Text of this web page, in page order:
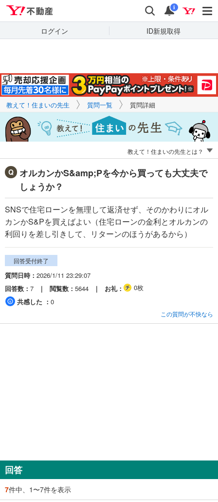
検索 通知
i
ログイン ID新規取得
キーワードで
質問を探す
教えて！住まいの先生 質問一覧 質問詳細
教えて！住まいの先生とは？
オルカンかS&amp;Pを今から買っても大丈夫で
しょうか？
SNSで住宅ローンを無理して返済せず、そのかわりにオル
カンかS&Pを買えばよい（住宅ローンの金利とオルカンの
利回りを差し引きして、リターンのほうがあるから）
回答受付終了
質問日時
2026/1/11 23:29:07
回答数
7 閲覧数 5644 お礼
0枚
共感した
0
この質問が不快なら
回答
7件中、1〜7件を表示